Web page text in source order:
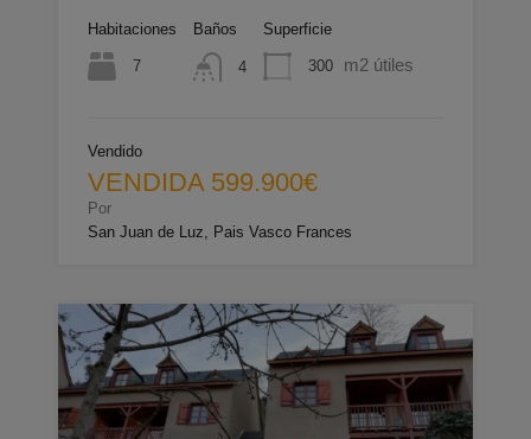
Habitaciones
7
Baños
4
Superficie
300 m2 útiles
Vendido
VENDIDA 599.900€
Por
San Juan de Luz, Pais Vasco Frances